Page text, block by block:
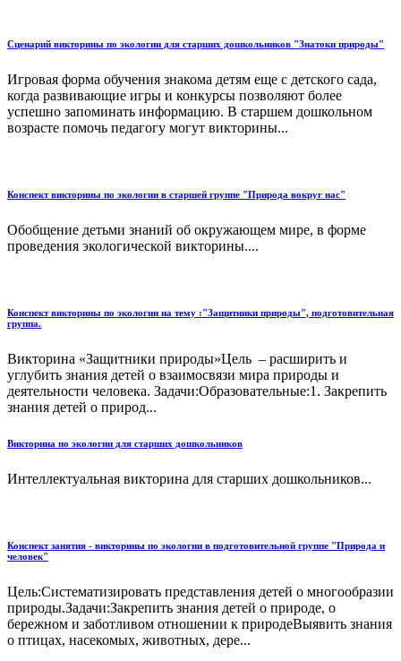
Сценарий викторины по экологии для старших дошкольников "Знатоки природы"
Игровая форма обучения знакома детям еще с детского сада,
когда развивающие игры и конкурсы позволяют более
успешно запоминать информацию. В старшем дошкольном
возрасте помочь педагогу могут викторины...
Конспект викторины по экологии в старшей группе "Природа вокруг нас"
Обобщение детьми знаний об окружающем мире, в форме
проведения экологической викторины....
Конспект викторины по экологии на тему :"Защитники природы", подготовительная
группа.
Викторина «Защитники природы»Цель – расширить и
углубить знания детей о взаимосвязи мира природы и
деятельности человека. Задачи:Образовательные:1. Закрепить
знания детей о природ...
Викторина по экологии для старших дошкольников
Интеллектуальная викторина для старших дошкольников...
Конспект занятия - викторины по экологии в подготовительной группе "Природа и
человек"
Цель:Систематизировать представления детей о многообразии
природы.Задачи:Закрепить знания детей о природе, о
бережном и заботливом отношении к природеВыявить знания
о птицах, насекомых, животных, дере...